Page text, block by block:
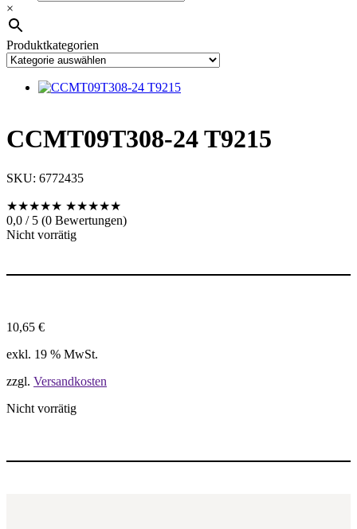
×
Produktkategorien
CCMT09T308-24 T9215
SKU: 6772435
★★★★★ ★★★★★
0,0 / 5 (0 Bewertungen)
Nicht vorrätig
10,65 €
exkl. 19 % MwSt.
zzgl. Versandkosten
Nicht vorrätig